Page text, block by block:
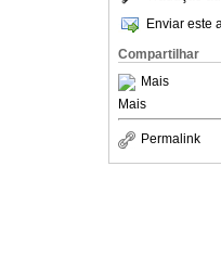
Enviar este
Compartilhar
Mais
Mais
Permalink